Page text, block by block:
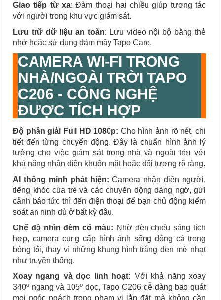
Giao tiếp từ xa: Đàm thoại hai chiều giúp tương tác
với người trong khu vực giám sát.
Lưu trữ dữ liệu an toàn: Lưu video nội bộ bằng thẻ
nhớ hoặc sử dụng đám mây Tapo Care.
CAMERA WI-FI TRONG
NHÀ/NGOÀI TRỜI TAPO
C206 - CÔNG NGHỆ
ĐƯỢC TÍCH HỢP
Độ phân giải Full HD 1080p: Cho hình ảnh rõ nét, chi
tiết đến từng chuyển động. Đây là chuẩn hình ảnh lý
tưởng cho việc giám sát trong nhà và ngoài trời với
khả năng nhận diện khuôn mặt hoặc đối tượng rõ ràng.
AI thông minh phát hiện: Camera nhận diện người,
tiếng khóc của trẻ và các chuyển động đáng ngờ, gửi
cảnh báo tức thì đến điện thoại để bạn chủ động kiểm
soát an ninh dù ở bất kỳ đâu.
Chế độ nhìn đêm có màu: Nhờ đèn chiếu sáng tích
hợp, camera cung cấp hình ảnh sống động cả trong
bóng tối, thay vì những khung hình trắng đen mờ nhạt
như truyền thống.
Xoay ngang và dọc linh hoạt: Với khả năng xoay
340º ngang và 105º dọc, Tapo C206 dễ dàng bao quát
mọi ngóc ngách trong phạm vi lắp đặt mà không cần